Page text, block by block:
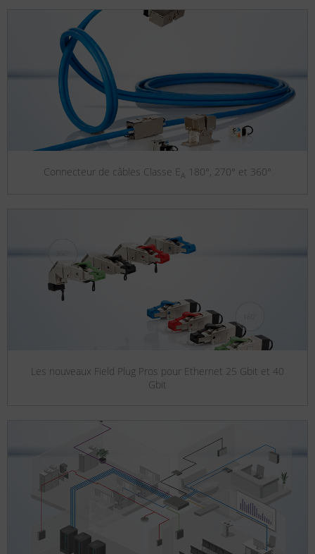
Connecteur de câbles Classe E A 180°, 270° et 360°
Les nouveaux Field Plug Pros pour Ethernet 25 Gbit et 40
Gbit